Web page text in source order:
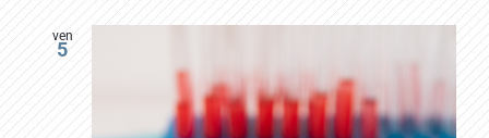
ven
5